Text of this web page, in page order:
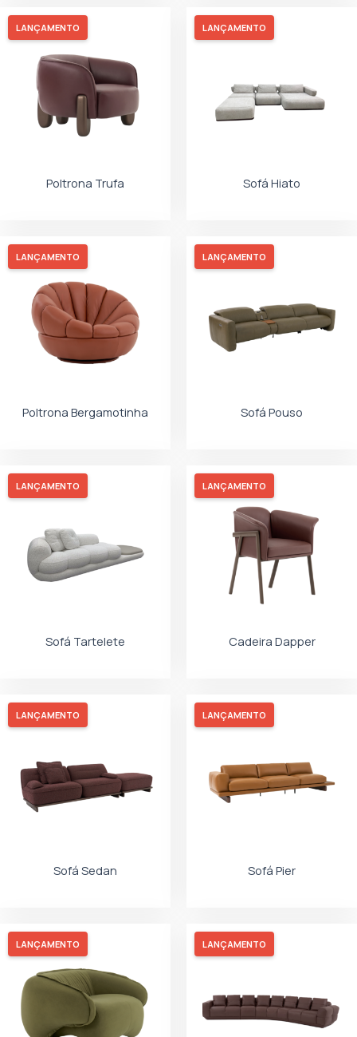
LANÇAMENTO
Poltrona Trufa
LANÇAMENTO
Sofá Hiato
LANÇAMENTO
Poltrona Bergamotinha
LANÇAMENTO
Sofá Pouso
LANÇAMENTO
Sofá Tartelete
LANÇAMENTO
Cadeira Dapper
LANÇAMENTO
Sofá Sedan
LANÇAMENTO
Sofá Pier
LANÇAMENTO LANÇAMENTO